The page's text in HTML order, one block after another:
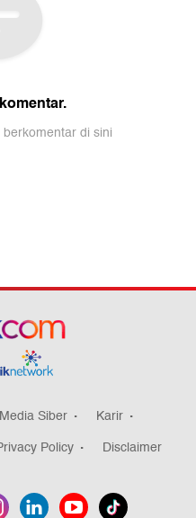
Siber
Karir
Policy Disclaimer